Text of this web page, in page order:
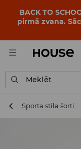
BACK TO
pirmā zvana.
Meklēt
Sporta stila šorti